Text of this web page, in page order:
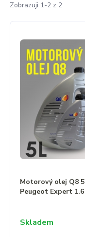
Zobrazuji 1-2 z 2
Motorový olej Q8
Peugeot Expert
Skladem